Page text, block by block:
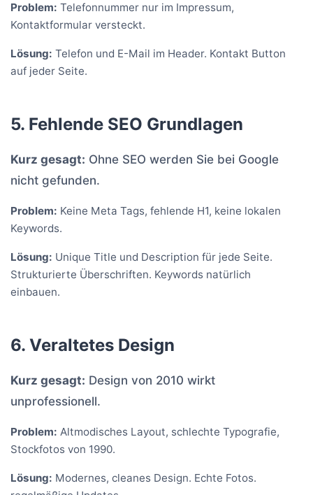
Problem: Telefonnummer nur im Impressum,
Kontaktformular versteckt.
Lösung: Telefon und E-Mail im Header. Kontakt Button
auf jeder Seite.
5. Fehlende SEO Grundlagen
Kurz gesagt: Ohne SEO werden Sie bei Google
nicht gefunden.
Problem: Keine Meta Tags, fehlende H1, keine lokalen
Keywords.
Lösung: Unique Title und Description für jede Seite.
Strukturierte Überschriften. Keywords natürlich
einbauen.
6. Veraltetes Design
Kurz gesagt: Design von 2010 wirkt
unprofessionell.
Problem: Altmodisches Layout, schlechte Typografie,
Stockfotos von 1990.
Lösung: Modernes, cleanes Design. Echte Fotos.